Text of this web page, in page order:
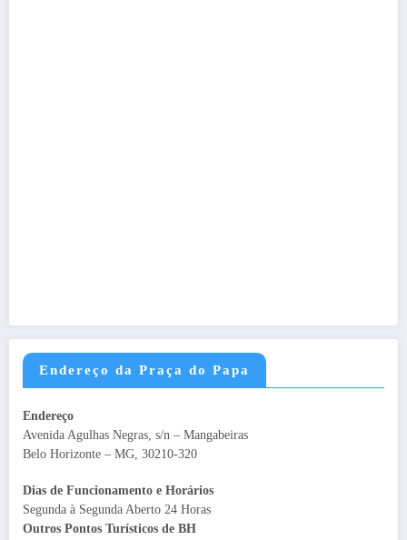
Endereço da Praça do Papa
Endereço
Avenida Agulhas Negras, s/n – Mangabeiras
Belo Horizonte – MG, 30210-320
Dias de Funcionamento e Horários
Segunda à Segunda Aberto 24 Horas
Outros Pontos Turísticos de BH